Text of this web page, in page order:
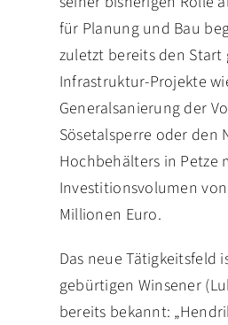
für Planung und Bau
zuletzt bereits den Start
Infrastruktur-Projekte
Generalsanierung der
Sösetalsperre oder den
Hochbehälters in Petze
Investitionsvolumen
Millionen Euro.
Das neue Tätigkeitsfeld
gebürtigen Winsener
bereits bekannt: